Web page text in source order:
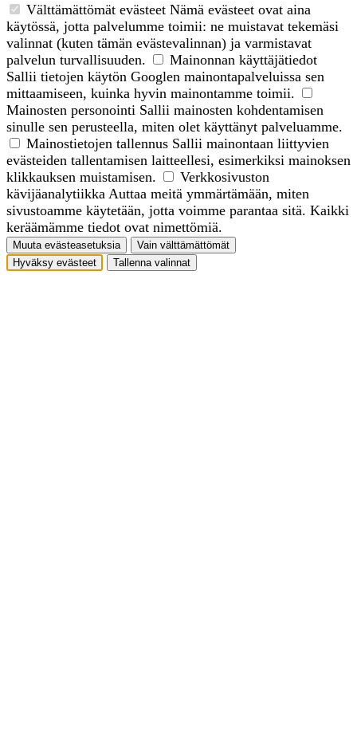
Välttämättömät evästeet Nämä evästeet ovat aina
käytössä, jotta palvelumme toimii: ne muistavat tekemäsi
valinnat (kuten tämän evästevalinnan) ja varmistavat
palvelun turvallisuuden.
Mainonnan käyttäjätiedot
Sallii tietojen käytön Googlen mainontapalveluissa sen
mittaamiseen, kuinka hyvin mainontamme toimii.
Mainosten personointi Sallii mainosten kohdentamisen
sinulle sen perusteella, miten olet käyttänyt palveluamme.
Mainostietojen tallennus Sallii mainontaan liittyvien
evästeiden tallentamisen laitteellesi, esimerkiksi mainoksen
klikkauksen muistamisen.
Verkkosivuston
kävijäanalytiikka Auttaa meitä ymmärtämään, miten
sivustoamme käytetään, jotta voimme parantaa sitä. Kaikki
keräämämme tiedot ovat nimettömiä.
Muuta evästeasetuksia
Vain välttämättömät
Hyväksy evästeet
Tallenna valinnat